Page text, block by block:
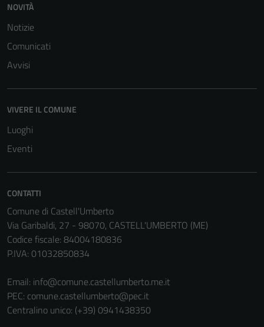
NOVITÀ
Notizie
Comunicati
Avvisi
VIVERE IL COMUNE
Luoghi
Eventi
CONTATTI
Comune di Castell'Umberto
Via Garibaldi, 27 - 98070, CASTELL'UMBERTO (ME)
Codice fiscale: 84004180836
P.IVA: 01032850834
Email: info@comune.castellumberto.me.it
PEC: comune.castellumberto@pec.it
Centralino unico: (+39) 0941438350